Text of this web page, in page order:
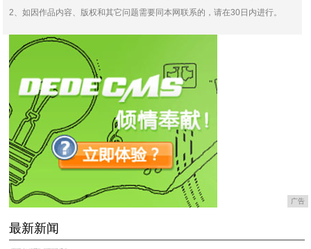
2、如因作品内容、版权和其它问题需要同本网联系的，请在30日内进行。
广告
最新新闻